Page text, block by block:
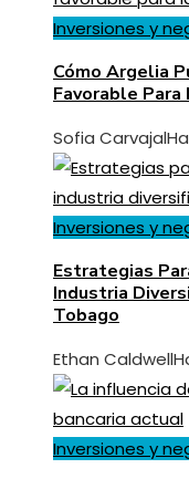
Inversiones y
Cómo Argelia
Favorable Para
Sofia Carvajal
Inversiones y
Estrategias
Industria
Tobago
Ethan Caldwell
Inversiones y